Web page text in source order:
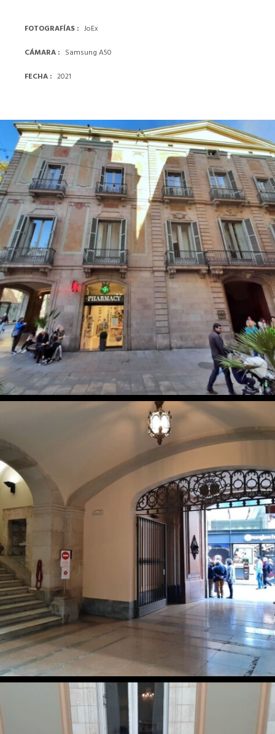
FOTOGRAFÍAS
JoEx
CÁMARA
Samsung A50
FECHA
2021